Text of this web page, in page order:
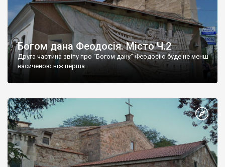
Богом дана Феодосія. Місто Ч.2
Друга частина звіту про "Богом дану" Феодосію буде не менш
насиченою ніж перша.